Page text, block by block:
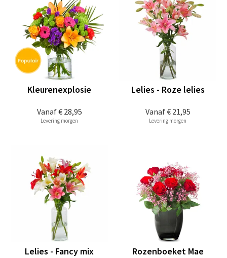
Vanaf€ 28,95
Kleurenexplosie
Levering morgen
Vanaf€ 21,95
Lelies - Roze lelies
Levering morgen
Lelies - Fancy mix Rozenboeket Mae